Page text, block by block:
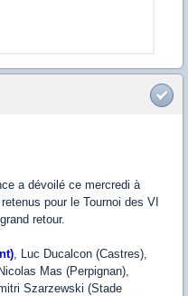
a dévoilé ce mercredi à
pour le Tournoi des VI
retour.
, Luc Ducalcon (Castres),
Mas (Perpignan),
Szarzewski (Stade